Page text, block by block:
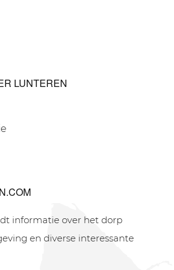
LUNTEREN
informatie over het dorp
en diverse interessante